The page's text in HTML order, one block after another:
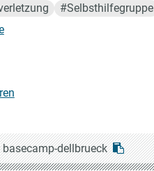
#Selbsthilfegruppe
basecamp-dellbrueck